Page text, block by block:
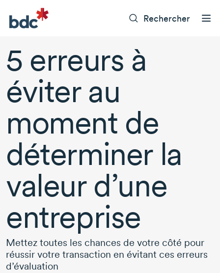
Rechercher
5 erreurs à
éviter au
moment de
déterminer la
valeur d’une
entreprise
Mettez toutes les chances de votre côté pour
réussir votre transaction en évitant ces erreurs
d’évaluation